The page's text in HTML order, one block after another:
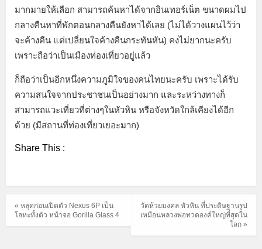
มากมายให้เลือก สามารถค้นหาได้จากอินเทอร์เน็ต ขนาดผมไป
กลางคืนหาที่พักตอนกลางคืนยังหาได้เลย (ไม่ได้วางแผนไว้ว่า
จะค้างคืน แต่เปลี่ยนใจค้างคืนกระทันหัน) คงไม่ยากนะครับ
เพราะถือว่าเป็นเมืองท่องเที่ยวอยู่แล้ว
ก็ถือว่าเป็นอีกหนึ่งความภูมิใจของคนไทยนะครับ เพราะได้รับ
ความสนใจจากประชาชนเป็นอย่างมาก และระหว่างทางก็
สามารถแวะเที่ยวที่ต่างๆในหัวหิน หรือจังหวัดใกล้เคียงได้อีก
ด้วย (มีสถานที่ท่องเที่ยวเยอะมาก)
Share This :
วัดห้วยมงคล หัวหิน ที่ประดิษฐานรูป
เหมือนหลวงพ่อทวดองค์ใหญ่ที่สุดใน
โลก »
« หลุดก่อนเปิดตัว Nexus 6P เป็น
โลหะทั้งตัว หน้าจอ Gorilla Glass 4